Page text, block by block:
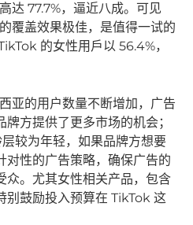
达 77.7%，逼近八成。可见
覆盖效果极佳，是值得一试的
的女性用戶以 56.4%，
亚的用户数量不断增加，广告
方提供了更多市场的机会；
较为年轻，如果品牌方想要
对性的广告策略，确保广告的
众。尤其女性相关产品，包含
别鼓励投入预算在 TikTok 这